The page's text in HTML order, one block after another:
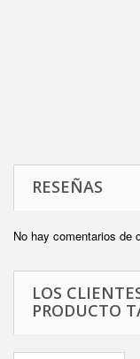
RESEÑAS
No hay comentarios de
LOS
PRODUCTO